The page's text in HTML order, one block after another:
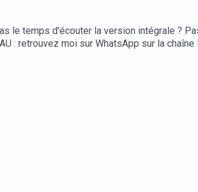
le temps d'écouter la version intégrale ?
: retrouvez moi sur WhatsApp sur la
pour